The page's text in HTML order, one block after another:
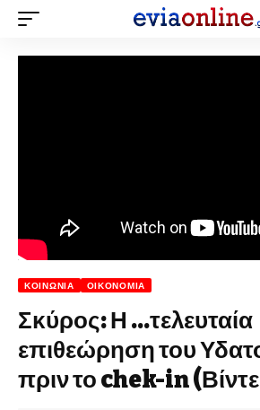
ΚΟΙΝΩΝΊΑ ΟΙΚΟΝΟΜΊΑ
Σκύρος: Η …τελευταία
επιθεώρηση του
πριν το chek-in